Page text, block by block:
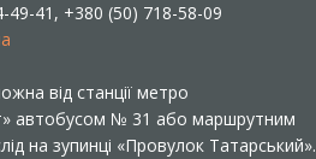
41, +380 (50) 718-58-09
від станції метро
автобусом № 31 або маршрутним
на зупинці «Провулок Татарський».